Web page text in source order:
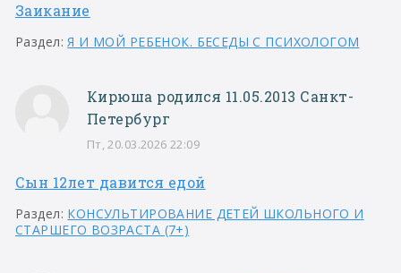
Заикание
Раздел:Я И МОЙ РЕБЕНОК. БЕСЕДЫ С ПСИХОЛОГОМ
Кирюша родился 11.05.2013 Санкт-
Петербург
Пт, 20.03.2026 22:09
Сын 12лет давится едой
Раздел: КОНСУЛЬТИРОВАНИЕ ДЕТЕЙ ШКОЛЬНОГО И
СТАРШЕГО ВОЗРАСТА (7+)